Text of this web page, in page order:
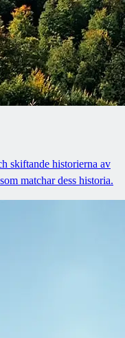
skiftande historierna av
matchar dess historia.